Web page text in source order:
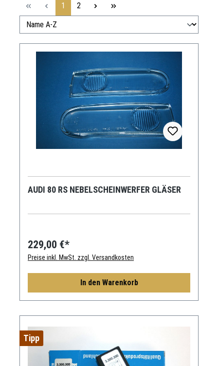
Seite
1 Seite
2
AUDI 80 RS NEBELSCHEINWERFER GLÄSER
229,00 €*
Preise inkl. MwSt. zzgl. Versandkosten
In den Warenkorb
Tipp